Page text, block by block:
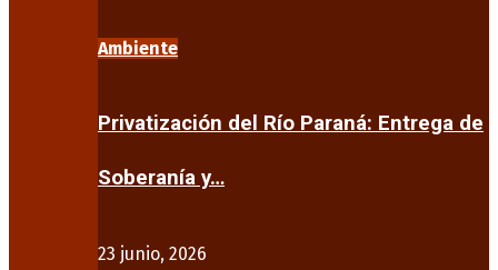
Ambiente
Privatización del Río Paraná: Entrega de
Soberanía y…
23 junio, 2026